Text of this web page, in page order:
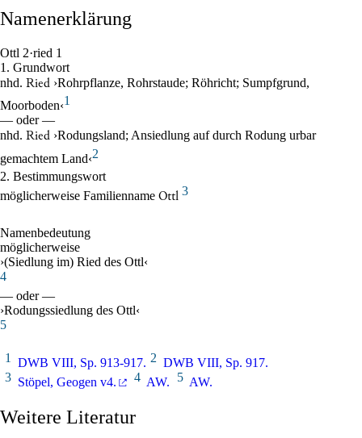
Namenerklärung
Ottl 2·ried 1
1 . Grundwort
nhd. Ried ›Rohrpflanze, Rohrstaude; Röhricht; Sumpfgrund,
Moorboden‹1
— oder —
nhd. Ried ›Rodungsland; Ansiedlung auf durch Rodung urbar
gemachtem Land‹2
2. Bestimmungswort
möglicherweise Familienname Ottl 3
Namenbedeutung
möglicherweise
›(Siedlung im) Ried des Ottl‹
4
— oder —
›Rodungssiedlung des Ottl‹
5
1 DWB VIII, Sp. 913-917. 2 DWB VIII, Sp. 917.
3 Stöpel, Geogen v4.  4 AW. 5 AW.
Weitere Literatur